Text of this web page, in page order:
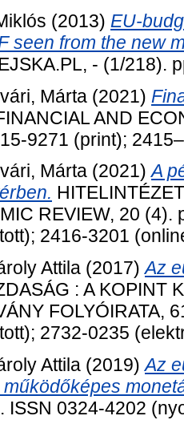
(2013) EU-
seen from the new
- (1/218).
Márta (2021)
AND
9271 (print);
Márta (2021)A
REVIEW, 20 (4).
2416-3201
Attila (2017)Az
: A KOPINT
FOLYÓIRATA,
2732-0235
Attila (2019)Az
ISSN 0324-4202